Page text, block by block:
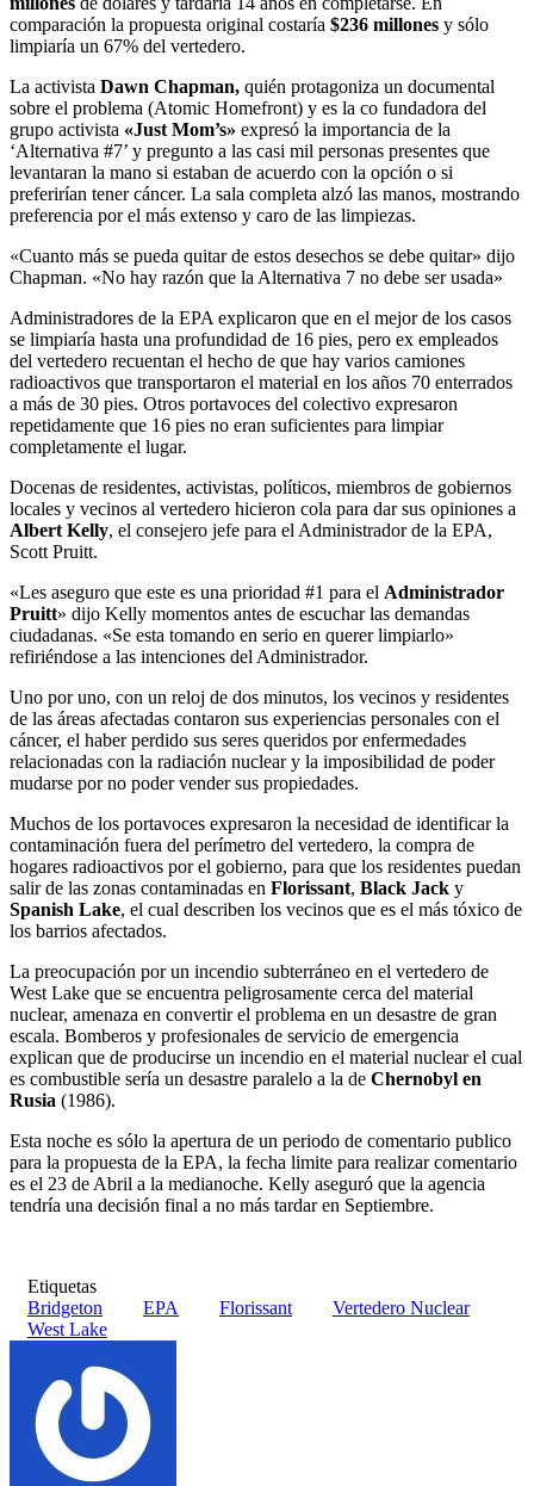
comparación la propuesta original costaría $236 millones y sólo
limpiaría un 67% del vertedero.
La activista Dawn Chapman, quién protagoniza un documental
sobre el problema (Atomic Homefront) y es la co fundadora del
grupo activista «Just Mom’s» expresó la importancia de la
‘Alternativa #7’ y pregunto a las casi mil personas presentes que
levantaran la mano si estaban de acuerdo con la opción o si
preferirían tener cáncer. La sala completa alzó las manos, mostrando
preferencia por el más extenso y caro de las limpiezas.
«Cuanto más se pueda quitar de estos desechos se debe quitar» dijo
Chapman. «No hay razón que la Alternativa 7 no debe ser usada»
Administradores de la EPA explicaron que en el mejor de los casos
se limpiaría hasta una profundidad de 16 pies, pero ex empleados
del vertedero recuentan el hecho de que hay varios camiones
radioactivos que transportaron el material en los años 70 enterrados
a más de 30 pies. Otros portavoces del colectivo expresaron
repetidamente que 16 pies no eran suficientes para limpiar
completamente el lugar.
Docenas de residentes, activistas, políticos, miembros de gobiernos
locales y vecinos al vertedero hicieron cola para dar sus opiniones a
Albert Kelly, el consejero jefe para el Administrador de la EPA,
Scott Pruitt.
«Les aseguro que este es una prioridad #1 para el Administrador
Pruitt» dijo Kelly momentos antes de escuchar las demandas
ciudadanas. «Se esta tomando en serio en querer limpiarlo»
refiriéndose a las intenciones del Administrador.
Uno por uno, con un reloj de dos minutos, los vecinos y residentes
de las áreas afectadas contaron sus experiencias personales con el
cáncer, el haber perdido sus seres queridos por enfermedades
relacionadas con la radiación nuclear y la imposibilidad de poder
mudarse por no poder vender sus propiedades.
Muchos de los portavoces expresaron la necesidad de identificar la
contaminación fuera del perímetro del vertedero, la compra de
hogares radioactivos por el gobierno, para que los residentes puedan
salir de las zonas contaminadas en Florissant, Black Jack y
Spanish Lake, el cual describen los vecinos que es el más tóxico de
los barrios afectados.
La preocupación por un incendio subterráneo en el vertedero de
West Lake que se encuentra peligrosamente cerca del material
nuclear, amenaza en convertir el problema en un desastre de gran
escala. Bomberos y profesionales de servicio de emergencia
explican que de producirse un incendio en el material nuclear el cual
es combustible sería un desastre paralelo a la de Chernobyl en
Rusia (1986).
Esta noche es sólo la apertura de un periodo de comentario publico
para la propuesta de la EPA, la fecha limite para realizar comentario
es el 23 de Abril a la medianoche. Kelly aseguró que la agencia
tendría una decisión final a no más tardar en Septiembre.
Etiquetas
Bridgeton
EPA Florissant
Vertedero Nuclear
West Lake